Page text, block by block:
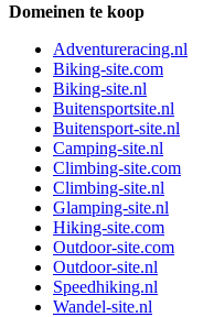
Domeinen te koop
Adventureracing.nl
Biking-site.com
Biking-site.nl
Buitensportsite.nl
Buitensport-site.nl
Camping-site.nl
Climbing-site.com
Climbing-site.nl
Glamping-site.nl
Hiking-site.com
Outdoor-site.com
Outdoor-site.nl
Speedhiking.nl
Wandel-site.nl